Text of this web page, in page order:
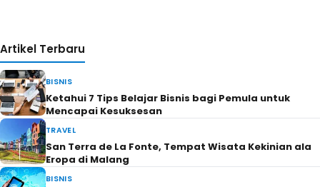
Artikel Terbaru
BISNIS
Ketahui 7 Tips Belajar Bisnis bagi Pemula untuk
Mencapai Kesuksesan
TRAVEL
San Terra de La Fonte, Tempat Wisata Kekinian ala
Eropa di Malang
BISNIS